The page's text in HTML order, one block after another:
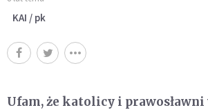
KAI / pk
Ufam, że katolicy i prawosławni